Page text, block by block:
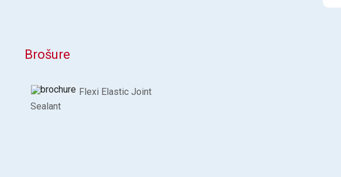
Brošure
Flexi Elastic Joint
Sealant